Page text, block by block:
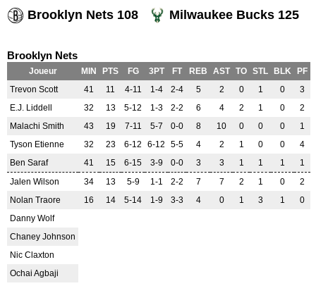
Brooklyn Nets 108 Milwaukee Bucks 125
Brooklyn Nets
Joueur MIN PTS FG 3PT FT REB AST TO STL BLK
PF
Trevon Scott
41 11 4-11 1-4 2-4 5 2 0 1 0
3
E.J. Liddell
32 13 5-12 1-3 2-2 6 4 2 1 0
2
Malachi Smith
43 19 7-11 5-7 0-0 8 10 0 0 0
1
Tyson Etienne
32 23 6-12 6-12 5-5 4 2 1 0 0
4
Ben Saraf
41 15 6-15 3-9 0-0 3 3 1 1 1
1
Jalen Wilson
34 13 5-9 1-1 2-2 7 7 2 1 0
2
Nolan Traore
16 14 5-14 1-9 3-3 4 0 1 3 1
0
Danny Wolf
Chaney Johnson
Nic Claxton
Ochai Agbaji